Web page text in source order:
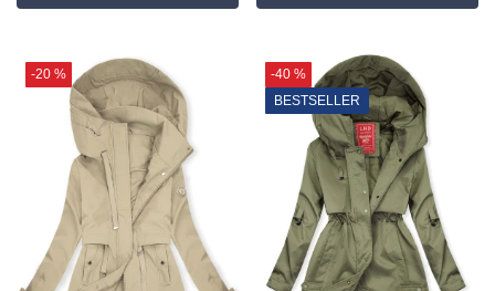
-20 %
-40 %
BESTSELLER